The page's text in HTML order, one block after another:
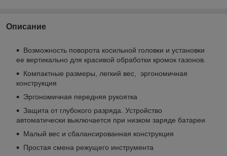
Описание
Возможность поворота косильной головки и установки
ее вертикально для красивой обработки кромок газонов.
Компактные размеры, легкий вес, эргономичная
конструкция
Эргономичная передняя рукоятка
Защита от глубокого разряда. Устройство
автоматически выключается при низком заряде батареи
Малый вес и сбалансированная конструкция
Простая смена режущего инструмента